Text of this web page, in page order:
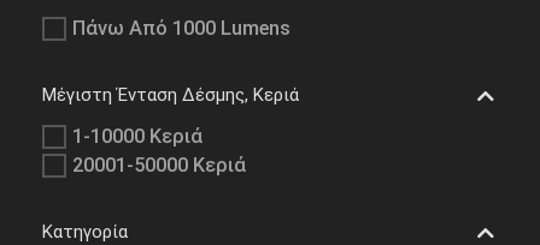
Πάνω Από 1000 Lumens
Μέγιστη Ένταση Δέσμης, Κεριά
1-10000 Κεριά
20001-50000 Κεριά
Κατηγορία